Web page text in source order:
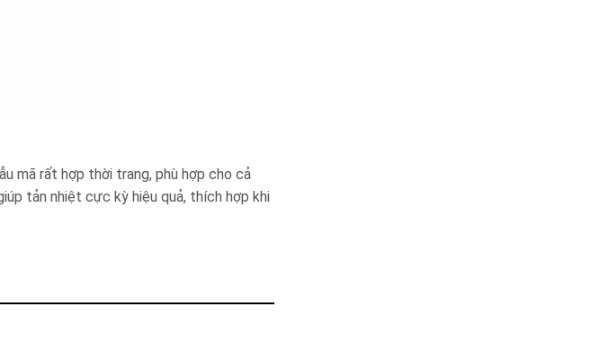
mã rất hợp thời trang, phù hợp cho cả
tản nhiệt cực kỳ hiệu quả, thích hợp khi